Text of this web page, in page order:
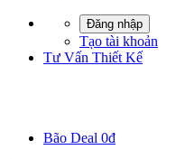
Đăng nhập
Tạo tài khoản
Tư Vấn Thiết Kế
Bão Deal 0đ